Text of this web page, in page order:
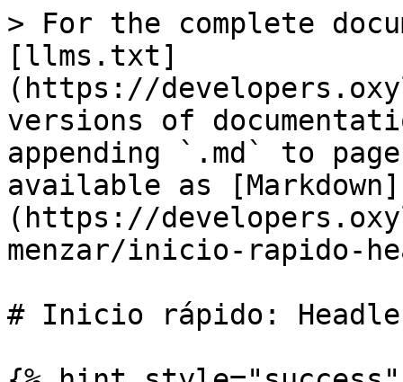
> For the complete
[llms.txt]
(https://
versions of
appending `.md` to
available as [Markdown]
(https://
menzar/inicio-rapido-
# Inicio rápido: